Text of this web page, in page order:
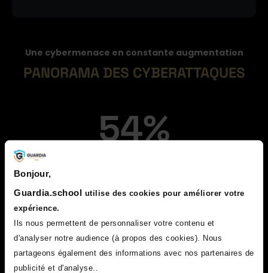
Bonjour,
Guardia.school utilise des cookies pour améliorer votre
expérience.
Ils nous permettent de personnaliser votre contenu et
d'analyser notre audience (à propos des cookies). Nous
partageons également des informations avec nos partenaires de
publicité et d'analyse..
Une cybermenace en constante augmentation
PANORAMA DES CYBERATTAQUES
54%
des entreprises françaises ont été
Source : Baromètre CESIN 2022
5 037